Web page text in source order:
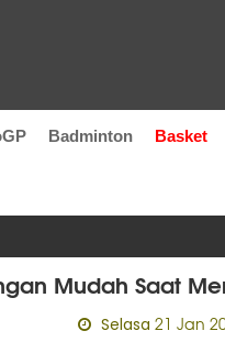
Badminton Basket
Mudah Saat
Selasa 21 Jan